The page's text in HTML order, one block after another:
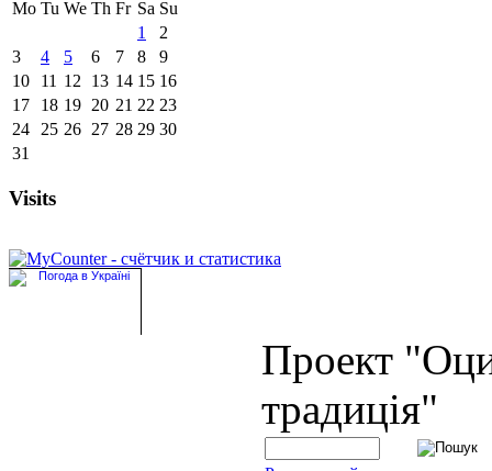
Mo Tu We Th Fr Sa Su
1
2
3
4 5 6 7 8
9
10
11 12 13 14 15 16
17
18 19 20 21 22 23
24
25 26 27 28 29 30
31
Visits
Проект
традиція"